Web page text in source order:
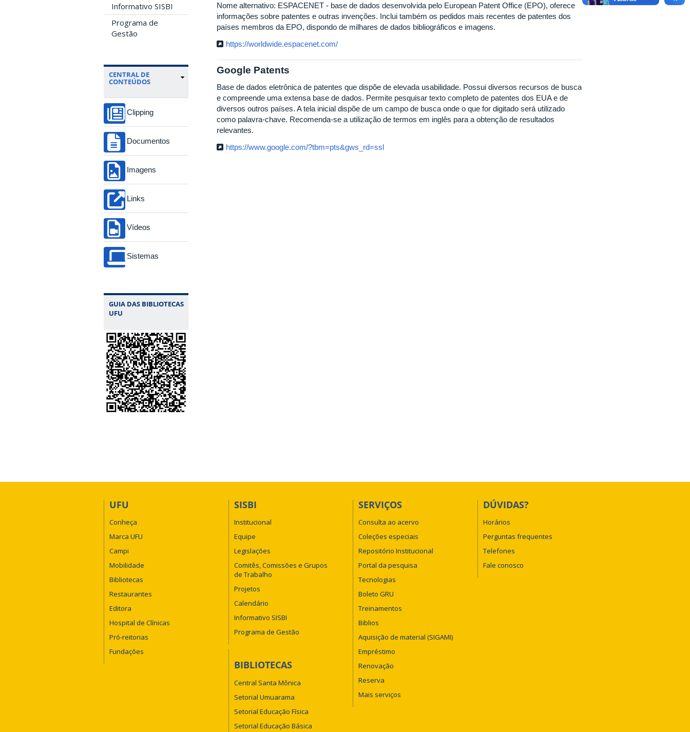
Informativo SISBI
Programa de
Gestão
CENTRAL DE
CONTEÚDOS
Clipping
Documentos
Imagens
Links
Vídeos
Sistemas
GUIA DAS BIBLIOTECAS
UFU
Nome alternativo: ESPACENET - base de dados desenvolvida pelo European Patent Office (EPO), oferece
informações sobre patentes e outras invenções. Inclui também os pedidos mais recentes de patentes dos
países membros da EPO, dispondo de milhares de dados bibliográficos e imagens.
https://worldwide.espacenet.com/
Google Patents
Base de dados eletrônica de patentes que dispõe de elevada usabilidade. Possui diversos recursos de busca
e compreende uma extensa base de dados. Permite pesquisar texto completo de patentes dos EUA e de
diversos outros países. A tela inicial dispõe de um campo de busca onde o que for digitado será utilizado
como palavra-chave. Recomenda-se a utilização de termos em inglês para a obtenção de resultados
relevantes.
https://www.google.com/?tbm=pts&gws_rd=ssl
UFU
Conheça
Marca UFU
Campi
Mobilidade
Bibliotecas
Restaurantes
Editora
Hospital de Clínicas
Pró-reitorias
Fundações
SISBI
Institucional
Equipe
Legislações
Comitês, Comissões e Grupos
de Trabalho
Projetos
Calendário
Informativo SISBI
Programa de Gestão
BIBLIOTECAS
Central Santa Mônica
Setorial Umuarama
Setorial Educação Física
Setorial Educação Básica
SERVIÇOS
Consulta ao acervo
Coleções especiais
Repositório Institucional
Portal da pesquisa
Tecnologias
Boleto GRU
Treinamentos
Biblios
Aquisição de material (SIGAMI)
Empréstimo
Renovação
Reserva
Mais serviços
DÚVIDAS?
Horários
Perguntas frequentes
Telefones
Fale conosco